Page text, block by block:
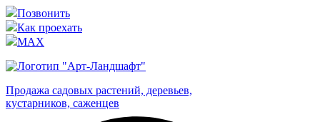
Позвонить
Как проехать
MAX
Продажа садовых растений, деревьев,
кустарников, саженцев